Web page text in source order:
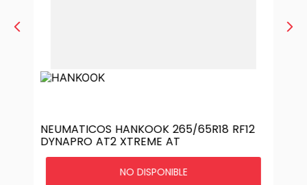
NEUMATICOS HANKOOK 265/65R18 RF12
DYNAPRO AT2 XTREME AT
NO DISPONIBLE